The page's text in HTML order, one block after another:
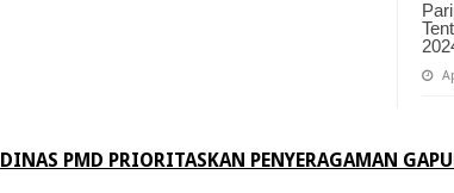
DINAS PMD PRIORITASKAN PENYERAGAMAN